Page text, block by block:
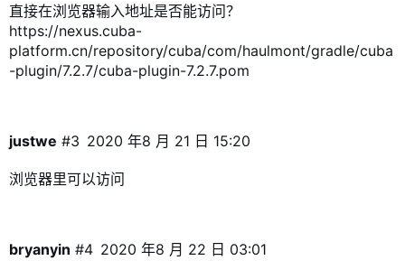
直接在浏览器输入地址是否能访问？
https://nexus.cuba-
platform.cn/repository/cuba/com/haulmont/gradle/cuba
-plugin/7.2.7/cuba-plugin-7.2.7.pom
justwe 2020 年8 月 21 日 15:20
#3
浏览器里可以访问
bryanyin 2020 年8 月 22 日 03:01
#4